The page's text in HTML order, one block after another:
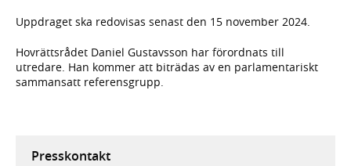
Uppdraget ska redovisas senast den 15 november 2024.
Hovrättsrådet Daniel Gustavsson har förordnats till
utredare. Han kommer att biträdas av en parlamentariskt
sammansatt referensgrupp.
Presskontakt